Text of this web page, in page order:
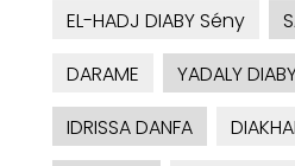
EL-HADJ DIABY Sény
DARAME
YADALY
IDRISSA DANFA